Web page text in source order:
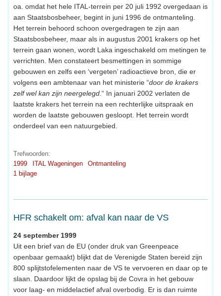
oa. omdat het hele ITAL-terrein per 20 juli 1992 overgedaan is
aan Staatsbosbeheer, begint in juni 1996 de ontmanteling.
Het terrein behoord schoon overgedragen te zijn aan
Staatsbosbeheer, maar als in augustus 2001 krakers op het
terrein gaan wonen, wordt Laka ingeschakeld om metingen te
verrichten. Men constateert besmettingen in sommige
gebouwen en zelfs een ‘vergeten’ radioactieve bron, die er
volgens een ambtenaar van het ministerie “door de krakers
zelf wel kan zijn neergelegd .“ In januari 2002 verlaten de
laatste krakers het terrein na een rechterlijke uitspraak en
worden de laatste gebouwen gesloopt. Het terrein wordt
onderdeel van een natuurgebied.
Trefwoorden:
1999
ITAL Wageningen
Ontmanteling
1 bijlage
HFR schakelt om: afval kan naar de VS
24 september 1999
Uit een brief van de EU (onder druk van Greenpeace
openbaar gemaakt) blijkt dat de Verenigde Staten bereid zijn
800 splijtstofelementen naar de VS te vervoeren en daar op te
slaan. Daardoor lijkt de opslag bij de Covra in het gebouw
voor laag- en middelactief afval overbodig. Er is dan ruimte